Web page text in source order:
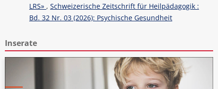
LRS» , Schweizerische Zeitschrift für Heilpädagogik :
Bd. 32 Nr. 03 (2026): Psychische Gesundheit
Inserate